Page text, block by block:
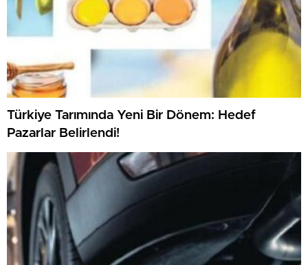
Türkiye Tarımında Yeni Bir Dönem: Hedef
Pazarlar Belirlendi!